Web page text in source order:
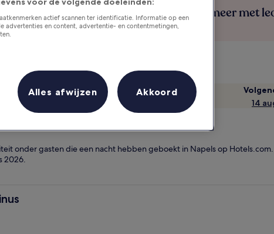
voor elke
Bespaar meer met
Dit weekend
7 aug - 9 aug
14
onder gasten die een nacht hebben geboekt in Napels op
2026.
actief scannen ter identificatie. Informatie op een
advertenties en content, advertentie- en contentmetingen,
Alles afwijzen Akkoord